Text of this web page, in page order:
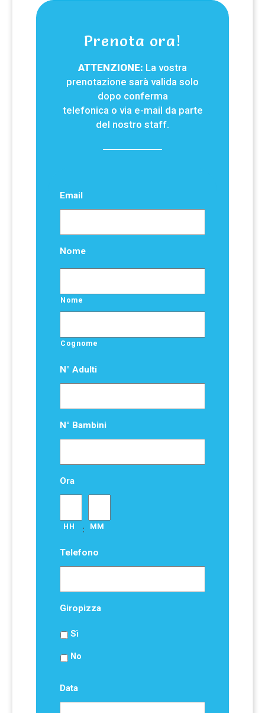
Prenota ora!
ATTENZIONE: La vostra
prenotazione sarà valida solo
dopo conferma
telefonica o via e-mail da parte
del nostro staff.
Email
Nome
Nome
Cognome
N° Adulti
N° Bambini
Ora
:
HH MM
Telefono
Giropizza
Sì
No
Data